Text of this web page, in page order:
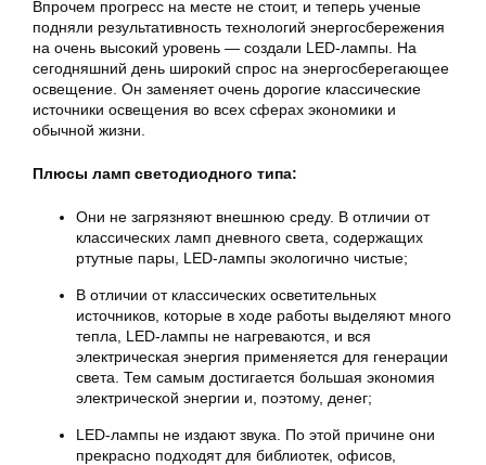
Впрочем прогресс на месте не стоит, и теперь ученые
подняли результативность технологий энергосбережения
на очень высокий уровень — создали LED-лампы. На
сегодняшний день широкий спрос на энергосберегающее
освещение. Он заменяет очень дорогие классические
источники освещения во всех сферах экономики и
обычной жизни.
Плюсы ламп светодиодного типа:
Они не загрязняют внешнюю среду. В отличии от
классических ламп дневного света, содержащих
ртутные пары, LED-лампы экологично чистые;
В отличии от классических осветительных
источников, которые в ходе работы выделяют много
тепла, LED-лампы не нагреваются, и вся
электрическая энергия применяется для генерации
света. Тем самым достигается большая экономия
электрической энергии и, поэтому, денег;
LED-лампы не издают звука. По этой причине они
прекрасно подходят для библиотек, офисов,